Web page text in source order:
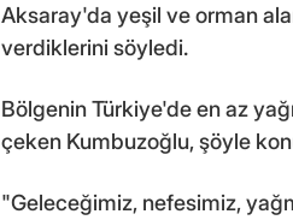
Aksaray'da yeşil ve orman
verdiklerini söyledi.
Bölgenin Türkiye'de en az
çeken Kumbuzoğlu, şöyle
"Geleceğimiz, nefesimiz,